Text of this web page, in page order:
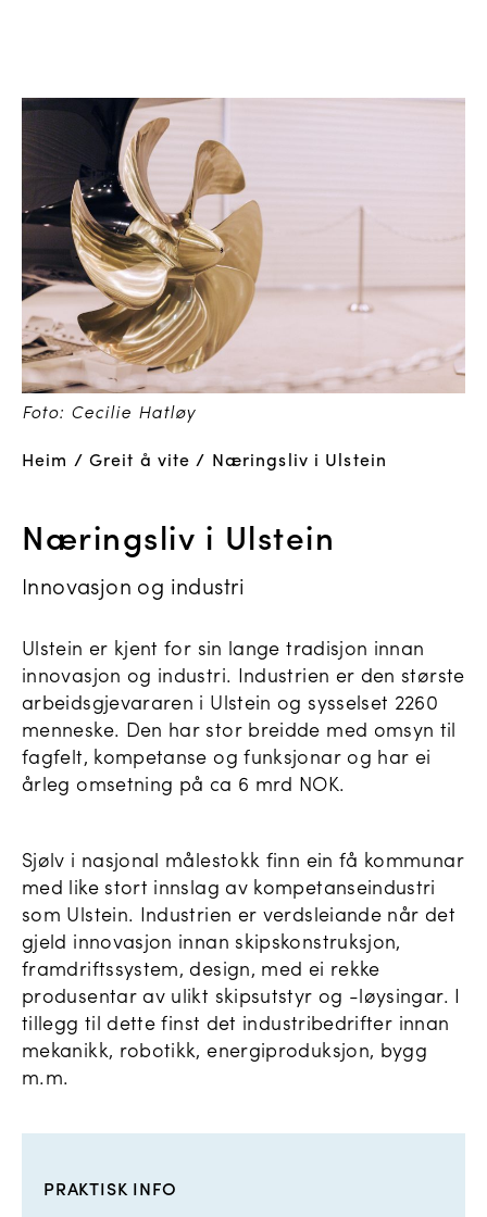
Foto: Cecilie Hatløy
Heim / Greit å vite / Næringsliv i Ulstein
Næringsliv i Ulstein
Innovasjon og industri
Ulstein er kjent for sin lange tradisjon innan
innovasjon og industri. Industrien er den største
arbeidsgjevararen i Ulstein og sysselset 2260
menneske. Den har stor breidde med omsyn til
fagfelt, kompetanse og funksjonar og har ei
årleg omsetning på ca 6 mrd NOK.
Sjølv i nasjonal målestokk finn ein få kommunar
med like stort innslag av kompetanseindustri
som Ulstein. Industrien er verdsleiande når det
gjeld innovasjon innan skipskonstruksjon,
framdriftssystem, design, med ei rekke
produsentar av ulikt skipsutstyr og -løysingar. I
tillegg til dette finst det industribedrifter innan
mekanikk, robotikk, energiproduksjon, bygg
m.m.
PRAKTISK INFO